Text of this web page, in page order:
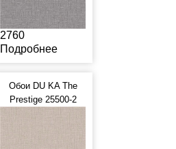
2760
Подробнее
Обои DU KA The
Prestige 25500-2